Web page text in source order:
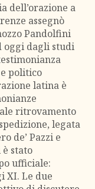
dell’orazione a
assegnò
Pandolfini
oggi dagli studi
politico
latina è
ritrovamento
legata
de’ Pazzi e
stato
ufficiale:
XI. Le due